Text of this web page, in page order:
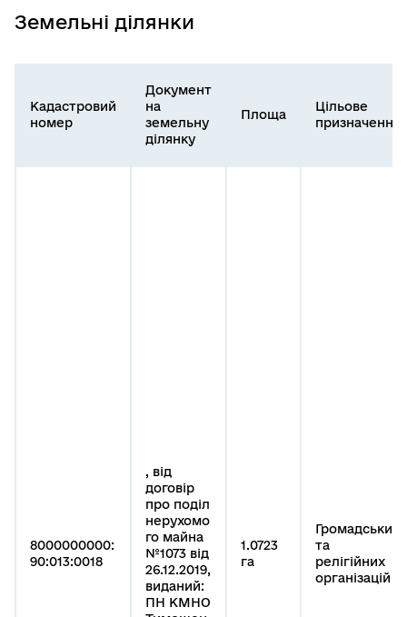
Земельні ділянки
Кадастровий
номер
Документ
на
земельну
ділянку
Площа
Цільове
призначення
8000000000:
90:013:0018
, від
договір
про поділ
нерухомо
го майна
№1073 від
26.12.2019,
виданий:
ПН КМНО
1.0723
га
Громадських
та
релігійних
організацій